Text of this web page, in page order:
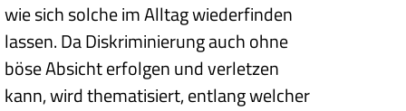
wie sich solche im Alltag wiederfinden
lassen. Da Diskriminierung auch ohne
böse Absicht erfolgen und verletzen
kann, wird thematisiert, entlang welcher